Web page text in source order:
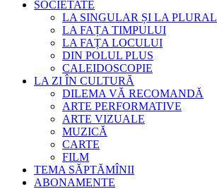
SOCIETATE
LA SINGULAR ȘI LA PLURAL
LA FAȚA TIMPULUI
LA FAȚA LOCULUI
DIN POLUL PLUS
CALEIDOSCOPIE
LA ZI ÎN CULTURĂ
DILEMA VĂ RECOMANDĂ
ARTE PERFORMATIVE
ARTE VIZUALE
MUZICĂ
CARTE
FILM
TEMA SĂPTĂMÎNII
ABONAMENTE